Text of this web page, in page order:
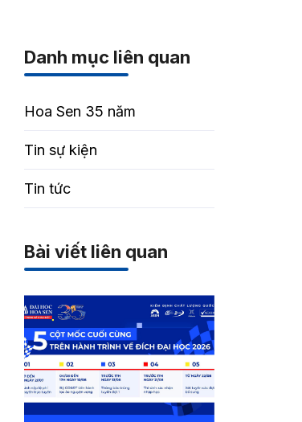
Danh mục liên quan
Hoa Sen 35 năm
Tin sự kiện
Tin tức
Bài viết liên quan